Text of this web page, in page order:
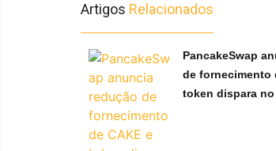
Artigos Relacionados
PancakeSwap
de fornecimento
token dispara no